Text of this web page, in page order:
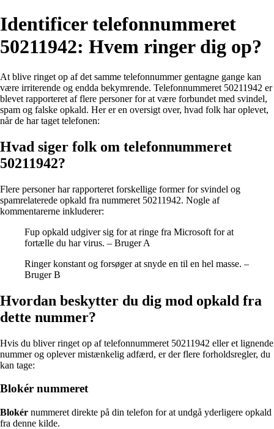
Identificer telefonnummeret
50211942: Hvem ringer dig op?
At blive ringet op af det samme telefonnummer gentagne gange kan
være irriterende og endda bekymrende. Telefonnummeret 50211942 er
blevet rapporteret af flere personer for at være forbundet med svindel,
spam og falske opkald. Her er en oversigt over, hvad folk har oplevet,
når de har taget telefonen:
Hvad siger folk om telefonnummeret
50211942?
Flere personer har rapporteret forskellige former for svindel og
spamrelaterede opkald fra nummeret 50211942. Nogle af
kommentarerne inkluderer:
Fup opkald udgiver sig for at ringe fra Microsoft for at
fortælle du har virus. – Bruger A
Ringer konstant og forsøger at snyde en til en hel masse. –
Bruger B
Hvordan beskytter du dig mod opkald fra
dette nummer?
Hvis du bliver ringet op af telefonnummeret 50211942 eller et lignende
nummer og oplever mistænkelig adfærd, er der flere forholdsregler, du
kan tage:
Blokér nummeret
Blokér nummeret direkte på din telefon for at undgå yderligere opkald
fra denne kilde.